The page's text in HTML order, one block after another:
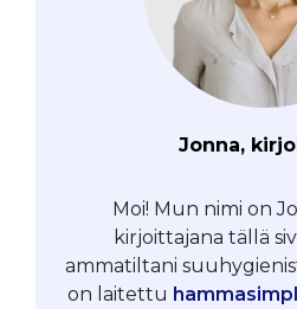
Jonna,
Moi! Mun nimi on
kirjoittajana tällä
ammatiltani
on laitettu